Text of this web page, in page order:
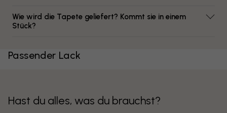
Wie wird die Tapete geliefert? Kommt sie in einem
Stück?
Passender Lack
Hast du alles, was du brauchst?